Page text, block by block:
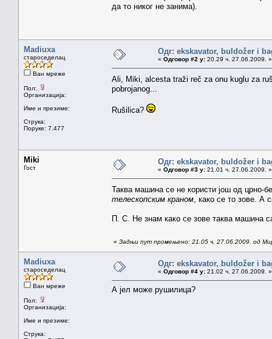
да то никог не занима).
Madiuxa
староседелац
Ван мреже
Пол:
Организација:
Име и презиме:
Струка:
Поруке: 7.477
Одг: ekskavator, buldožer i
« Одговор #2 у: 20.29 ч. 27.06.2009. »
Ali, Miki, alcesta traži reč za onu kuglu za
pobrojanog...
Rušilica?
Miki
Гост
Одг: ekskavator, buldožer i
« Одговор #3 у: 21.01 ч. 27.06.2009. »
Таква машина се не користи још од црно-
телескопским краном , како се то зове.
П. С. Не знам како се зове таква машина
« Задњи пут промењено: 21.05 ч. 27.06.2009. од
Madiuxa
староседелац
Ван мреже
Пол:
Организација:
Име и презиме:
Струка:
Одг: ekskavator, buldožer i
« Одговор #4 у: 21.02 ч. 27.06.2009. »
А јел може рушилица?